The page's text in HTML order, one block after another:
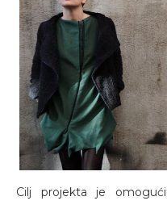
Cilj projekta je